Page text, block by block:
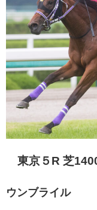
東京５R 芝
ウンブライル